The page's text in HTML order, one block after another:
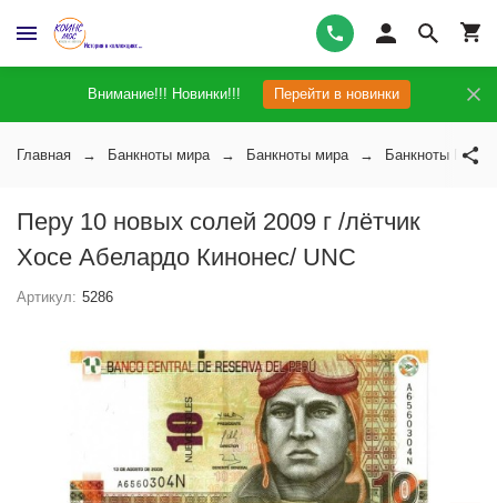
Внимание!!! Новинки!!! Перейти в новинки
Главная Банкноты мира Банкноты мира Банкноты Перу
Перу 10 новых солей 2009 г /лётчик
Хосе Абелардо Кинонес/ UNC
Артикул: 5286